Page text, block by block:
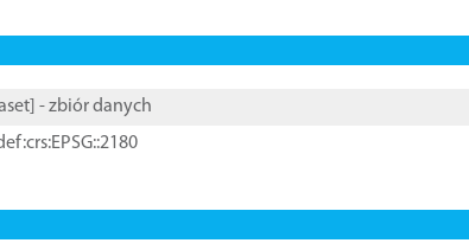
] - zbiór danych